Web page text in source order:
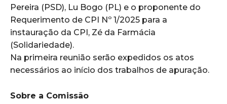
Pereira (PSD), Lu Bogo (PL) e o proponente do
Requerimento de CPI Nº 1/2025 para a
instauração da CPI, Zé da Farmácia
(Solidariedade).
Na primeira reunião serão expedidos os atos
necessários ao início dos trabalhos de apuração.
Sobre a Comissão